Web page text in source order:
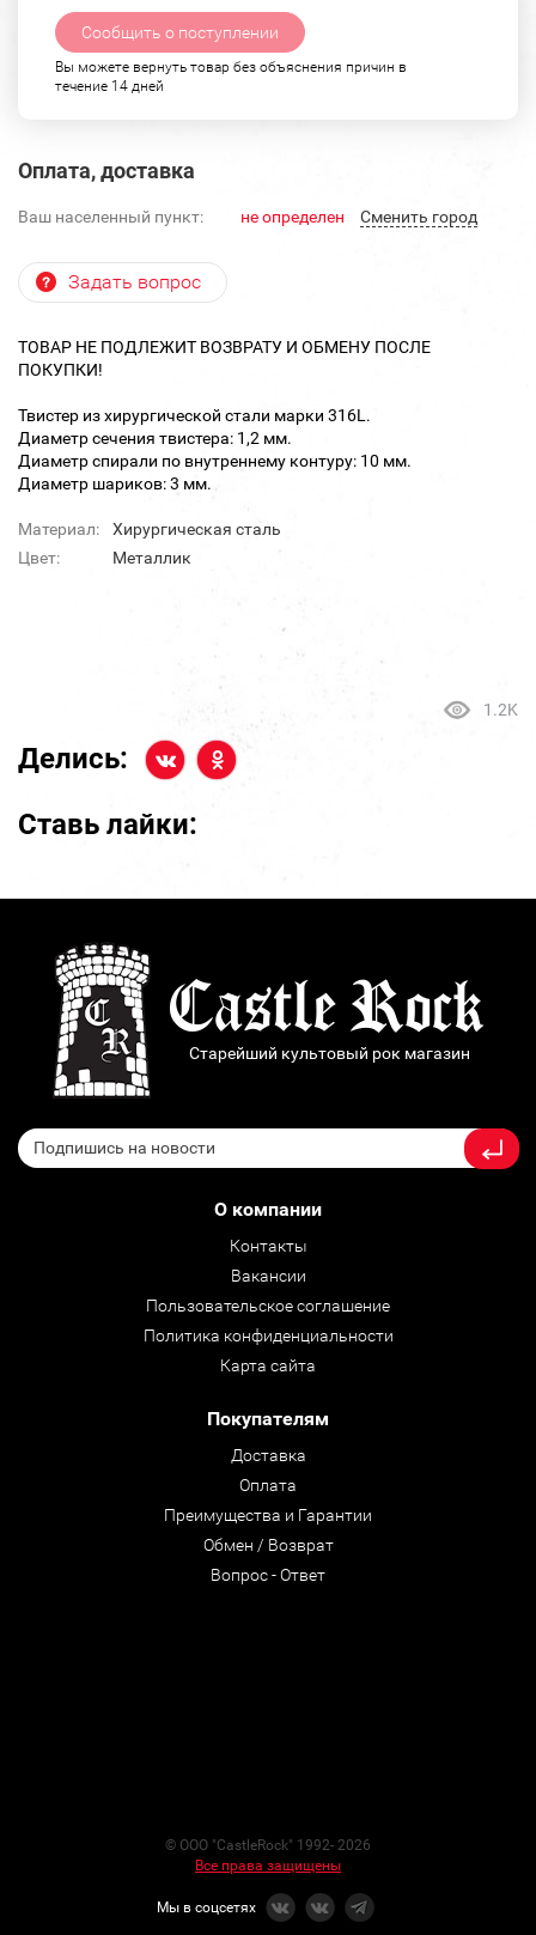
Сообщить о поступлении
Вы можете вернуть товар без объяснения причин в
течение 14 дней
Оплата, доставка
Ваш населенный пункт: не определен Cменить город
Задать вопрос
ТОВАР НЕ ПОДЛЕЖИТ ВОЗВРАТУ И ОБМЕНУ ПОСЛЕ
ПОКУПКИ!
Твистер из хирургической стали марки 316L.
Диаметр сечения твистера: 1,2 мм.
Диаметр спирали по внутреннему контуру: 10 мм.
Диаметр шариков: 3 мм.
Материал:
Хирургическая сталь
Цвет:
Металлик
1.2K
Делись:
Ставь лайки:
Старейший культовый рок магазин
О компании
Контакты
Вакансии
Пользовательское соглашение
Политика конфиденциальности
Карта сайта
Покупателям
Доставка
Оплата
Преимущества и Гарантии
Обмен / Возврат
Вопрос - Ответ
© ООО "CastleRock" 1992- 2026
Все права защищены
Мы в соцсетях